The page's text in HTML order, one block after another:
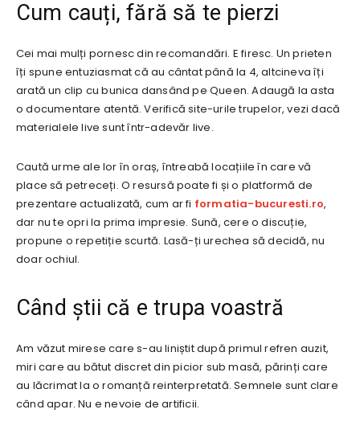
Cum cauți, fără să te pierzi
Cei mai mulți pornesc din recomandări. E firesc. Un prieten
îți spune entuziasmat că au cântat până la 4, altcineva îți
arată un clip cu bunica dansând pe Queen. Adaugă la asta
o documentare atentă. Verifică site-urile trupelor, vezi dacă
materialele live sunt într-adevăr live.
Caută urme ale lor în oraș, întreabă locațiile în care vă
place să petreceți. O resursă poate fi și o platformă de
prezentare actualizată, cum ar fi formatia-bucuresti.ro,
dar nu te opri la prima impresie. Sună, cere o discuție,
propune o repetiție scurtă. Lasă-ți urechea să decidă, nu
doar ochiul.
Când știi că e trupa voastră
Am văzut mirese care s-au liniștit după primul refren auzit,
miri care au bătut discret din picior sub masă, părinți care
au lăcrimat la o romanță reinterpretată. Semnele sunt clare
când apar. Nu e nevoie de artificii.